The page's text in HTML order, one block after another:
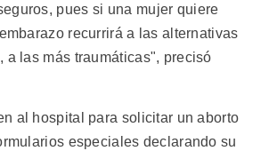
pues si una mujer quiere
recurrirá a las alternativas
a las más traumáticas", precisó
al hospital para solicitar un aborto
especiales declarando su